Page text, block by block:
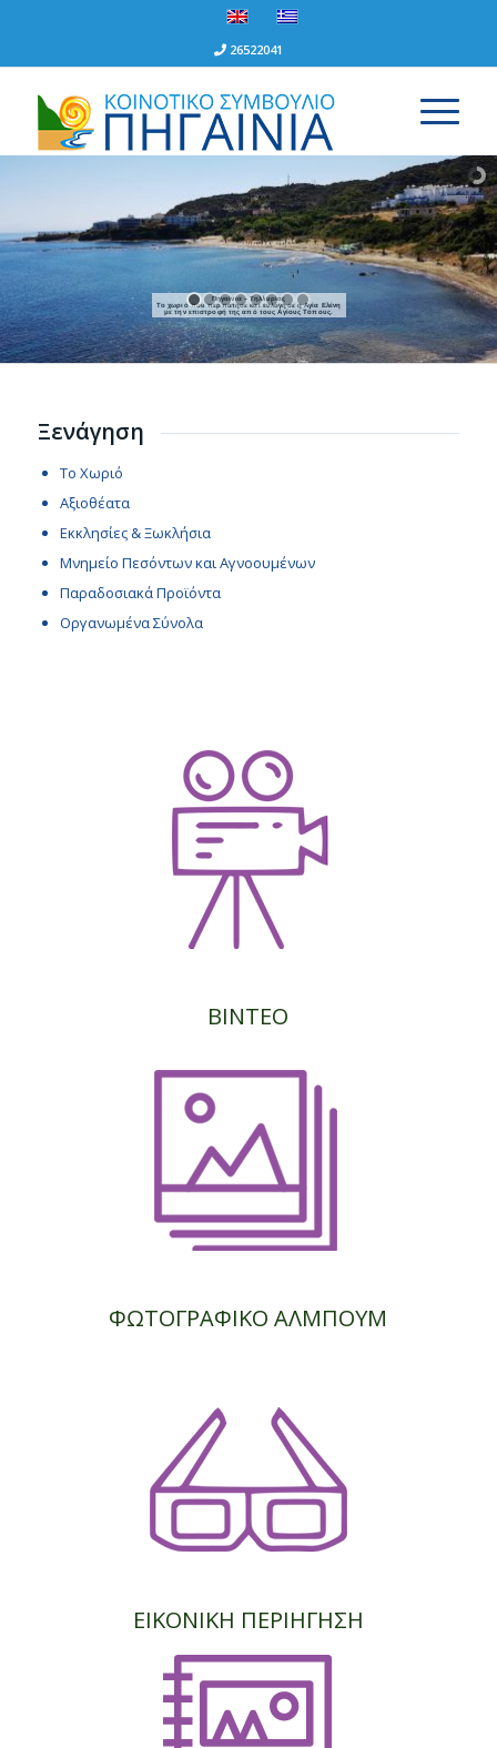
26522041
Πηγαίνια – Τηλλυρίας
Το χωριό που περπάτησε και ευλόγησε η Αγία Ελένη
με την επιστροφή της από τους Αγίους Τόπους.
Ξενάγηση
Το Χωριό
Αξιοθέατα
Εκκλησίες & Ξωκλήσια
Μνημείο Πεσόντων και Αγνοουμένων
Παραδοσιακά Προϊόντα
Οργανωμένα Σύνολα
ΒΙΝΤΕΟ
ΦΩΤΟΓΡΑΦΙΚΟ ΑΛΜΠΟΥΜ
ΕΙΚΟΝΙΚΗ ΠΕΡΙΗΓΗΣΗ